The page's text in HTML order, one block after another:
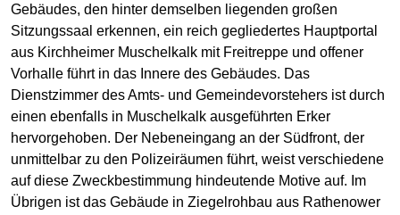
Gebäudes, den hinter demselben liegenden großen
Sitzungssaal erkennen, ein reich gegliedertes Hauptportal
aus Kirchheimer Muschelkalk mit Freitreppe und offener
Vorhalle führt in das Innere des Gebäudes. Das
Dienstzimmer des Amts- und Gemeindevorstehers ist durch
einen ebenfalls in Muschelkalk ausgeführten Erker
hervorgehoben. Der Nebeneingang an der Südfront, der
unmittelbar zu den Polizeiräumen führt, weist verschiedene
auf diese Zweckbestimmung hindeutende Motive auf. Im
Übrigen ist das Gebäude in Ziegelrohbau aus Rathenower